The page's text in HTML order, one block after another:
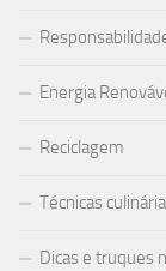
Energia
Reciclagem
Técnicas
Dicas e truques